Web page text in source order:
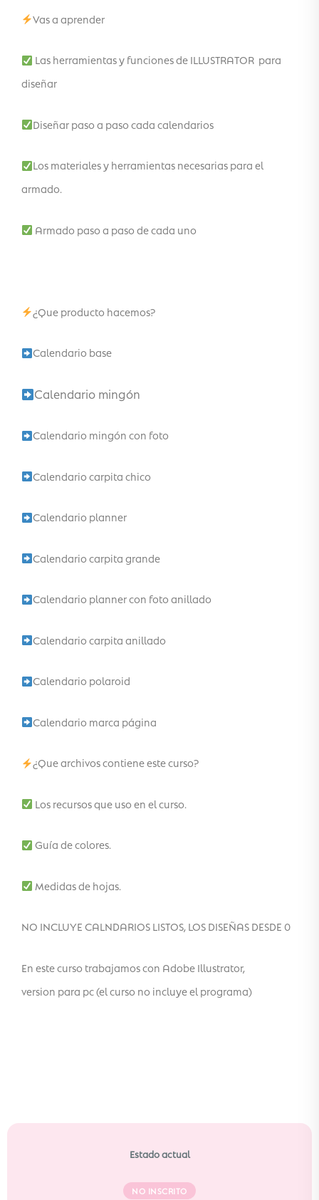
Vas a aprender
Las herramientas y funciones de ILLUSTRATOR para
diseñar
Diseñar paso a paso cada calendarios
Los materiales y herramientas necesarias para el
armado.
Armado paso a paso de cada uno
¿Que producto hacemos?
Calendario base
Calendario mingón
Calendario mingón con foto
Calendario carpita chico
Calendario planner
Calendario carpita grande
Calendario planner con foto anillado
Calendario carpita anillado
Calendario polaroid
Calendario marca página
¿Que archivos contiene este curso?
Los recursos que uso en el curso.
Guía de colores.
Medidas de hojas.
NO INCLUYE CALNDARIOS LISTOS, LOS DISEÑAS DESDE 0
En este curso trabajamos con Adobe Illustrator,
version para pc (el curso no incluye el programa)
Estado actual
NO INSCRITO